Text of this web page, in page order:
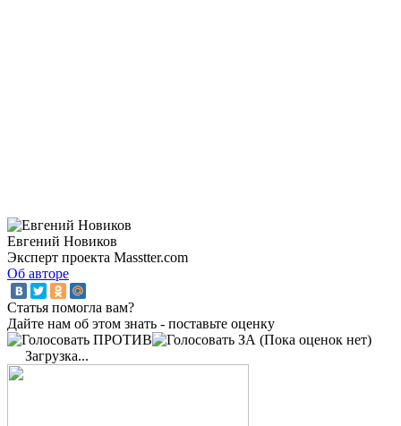
Евгений Новиков
Эксперт проекта Masstter.com
Об авторе
Статья помогла вам?
Дайте нам об этом знать - поставьте оценку
(Пока оценок нет)
Загрузка...